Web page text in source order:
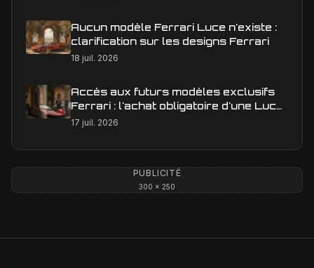
Aucun modèle Ferrari Luce n'existe :
clarification sur les designs Ferrari
18 juil. 2026
Accès aux futurs modèles exclusifs
Ferrari : l'achat obligatoire d'une Luce
est-il une réalité ?
17 juil. 2026
PUBLICITÉ
300 × 250